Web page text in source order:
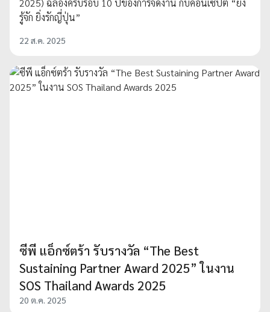
2025) ฉลองครบรอบ 10 ปีของการจัดงาน กับคอนเซ็ปต์ “ยิ่ง
รู้จัก ยิ่งรักญี่ปุ่น”
22 ส.ค. 2025
ซีพี แอ็กซ์ตร้า รับรางวัล “The Best
Sustaining Partner Award 2025” ในงาน
SOS Thailand Awards 2025
20 ต.ค. 2025